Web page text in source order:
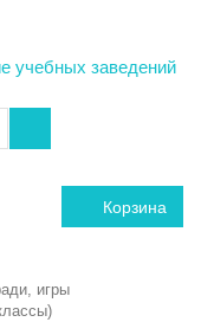
Корзина
игры